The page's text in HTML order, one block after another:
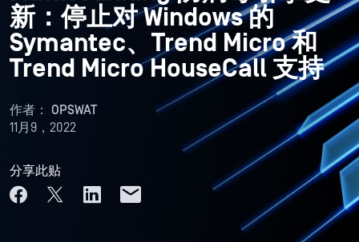
新：停止对 Windows 的
Symantec、Trend Micro 和
Trend Micro HouseCall 支持
作者： OPSWAT
11月9，2022
分享此贴